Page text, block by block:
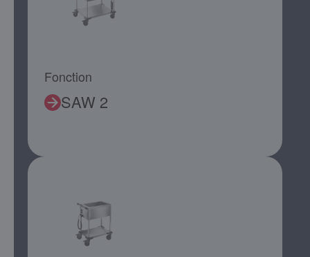
Fonction
SAW 2